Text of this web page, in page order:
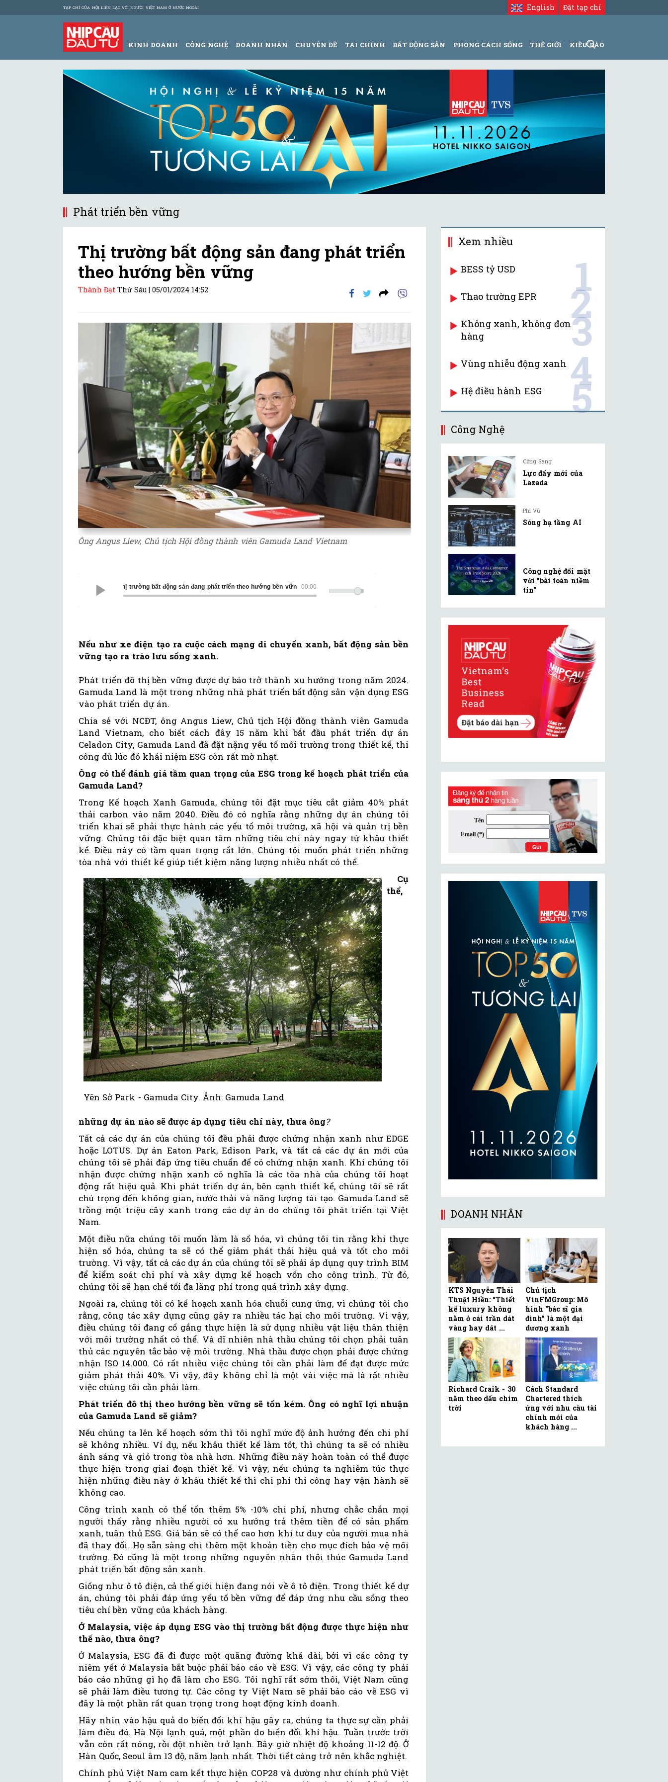
TẠP CHÍ CỦA HỘI LIÊN LẠC VỚI NGƯỜI VIỆT NAM Ở NƯỚC NGOÀI Đặt tạp chí
English
KINH DOANH CÔNG NGHỆ DOANH NHÂN CHUYÊN ĐỀ TÀI CHÍNH BẤT ĐỘNG SẢN PHONG CÁCH SỐNG THẾ GIỚI KIỀU BÀO
Phát triển bền vững
Thị trường bất động sản đang phát triển
theo hướng bền vững
Thành Đạt Thứ Sáu |05/01/2024 14:52
Ông Angus Liew, Chủ tịch Hội đồng thành viên Gamuda Land Vietnam
00:00
Thị trường bất động sản đang phát triển theo hướng bền vững
Nếu như xe điện tạo ra cuộc cách mạng di chuyển xanh, bất động sản bền
vững tạo ra trào lưu sống xanh.
Phát triển đô thị bền vững được dự báo trở thành xu hướng trong năm 2024.
Gamuda Land là một trong những nhà phát triển bất động sản vận dụng ESG
vào phát triển dự án.
Chia sẻ với NCĐT, ông Angus Liew, Chủ tịch Hội đồng thành viên Gamuda
Land Vietnam, cho biết cách đây 15 năm khi bắt đầu phát triển dự án
Celadon City, Gamuda Land đã đặt nặng yếu tố môi trường trong thiết kế, thi
công dù lúc đó khái niệm ESG còn rất mờ nhạt.
Ông có thể đánh giá tầm quan trọng của ESG trong kế hoạch phát triển của
Gamuda Land?
Trong Kế hoạch Xanh Gamuda, chúng tôi đặt mục tiêu cắt giảm 40% phát
thải carbon vào năm 2040. Điều đó có nghĩa rằng những dự án chúng tôi
triển khai sẽ phải thực hành các yếu tố môi trường, xã hội và quản trị bền
vững. Chúng tôi đặc biệt quan tâm những tiêu chí này ngay từ khâu thiết
kế. Điều này có tầm quan trọng rất lớn. Chúng tôi muốn phát triển những
tòa nhà với thiết kế giúp tiết kiệm năng lượng nhiều nhất có thể.
Yên Sở Park - Gamuda City. Ảnh: Gamuda Land
Cụ
thể,
những dự án nào sẽ được áp dụng tiêu chí này, thưa ông?
Tất cả các dự án của chúng tôi đều phải được chứng nhận xanh như EDGE
hoặc LOTUS. Dự án Eaton Park, Edison Park, và tất cả các dự án mới của
chúng tôi sẽ phải đáp ứng tiêu chuẩn để có chứng nhận xanh. Khi chúng tôi
nhận được chứng nhận xanh có nghĩa là các tòa nhà của chúng tôi hoạt
động rất hiệu quả. Khi phát triển dự án, bên cạnh thiết kế, chúng tôi sẽ rất
chú trọng đến không gian, nước thải và năng lượng tái tạo. Gamuda Land sẽ
trồng một triệu cây xanh trong các dự án do chúng tôi phát triển tại Việt
Nam.
Một điều nữa chúng tôi muốn làm là số hóa, vì chúng tôi tin rằng khi thực
hiện số hóa, chúng ta sẽ có thể giảm phát thải hiệu quả và tốt cho môi
trường. Vì vậy, tất cả các dự án của chúng tôi sẽ phải áp dụng quy trình BIM
để kiểm soát chi phí và xây dựng kế hoạch vốn cho công trình. Từ đó,
chúng tôi sẽ hạn chế tối đa lãng phí trong quá trình xây dựng.
Ngoài ra, chúng tôi có kế hoạch xanh hóa chuỗi cung ứng, vì chúng tôi cho
rằng, công tác xây dựng cũng gây ra nhiều tác hại cho môi trường. Vì vậy,
điều chúng tôi đang cố gắng thực hiện là sử dụng nhiều vật liệu thân thiện
với môi trường nhất có thể. Và dĩ nhiên nhà thầu chúng tôi chọn phải tuân
thủ các nguyên tắc bảo vệ môi trường. Nhà thầu được chọn phải được chứng
nhận ISO 14.000. Có rất nhiều việc chúng tôi cần phải làm để đạt được mức
giảm phát thải 40%. Vì vậy, đây không chỉ là một vài việc mà là rất nhiều
việc chúng tôi cần phải làm.
Phát triển đô thị theo hướng bền vững sẽ tốn kém. Ông có nghĩ lợi nhuận
của Gamuda Land sẽ giảm?
Nếu chúng ta lên kế hoạch sớm thì tôi nghĩ mức độ ảnh hưởng đến chi phí
sẽ không nhiều. Ví dụ, nếu khâu thiết kế làm tốt, thì chúng ta sẽ có nhiều
ánh sáng và gió trong tòa nhà hơn. Những điều này hoàn toàn có thể được
thực hiện trong giai đoạn thiết kế. Vì vậy, nếu chúng ta nghiêm túc thực
hiện những điều này ở khâu thiết kế thì chi phí thi công hay vận hành sẽ
không cao.
Công trình xanh có thể tốn thêm 5% -10% chi phí, nhưng chắc chắn mọi
người thấy rằng nhiều người có xu hướng trả thêm tiền để có sản phẩm
xanh, tuân thủ ESG. Giá bán sẽ có thể cao hơn khi tư duy của người mua nhà
đã thay đổi. Họ sẵn sàng chi thêm một khoản tiền cho mục đích bảo vệ môi
trường. Đó cũng là một trong những nguyên nhân thôi thúc Gamuda Land
phát triển bất động sản xanh.
Giống như ô tô điện, cả thế giới hiện đang nói về ô tô điện. Trong thiết kế dự
án, chúng tôi phải đáp ứng yếu tố bền vững để đáp ứng nhu cầu sống theo
tiêu chí bền vững của khách hàng.
Ở Malaysia, việc áp dụng ESG vào thị trường bất động được thực hiện như
thế nào, thưa ông?
Ở Malaysia, ESG đã đi được một quãng đường khá dài, bởi vì các công ty
niêm yết ở Malaysia bắt buộc phải báo cáo về ESG. Vì vậy, các công ty phải
báo cáo những gì họ đã làm cho ESG. Tôi nghĩ rất sớm thôi, Việt Nam cũng
sẽ phải làm điều tương tự. Các công ty Việt Nam sẽ phải báo cáo về ESG vì
đây là một phần rất quan trọng trong hoạt động kinh doanh.
Hãy nhìn vào hậu quả do biến đổi khí hậu gây ra, chúng ta thực sự cần phải
làm điều đó. Hà Nội lạnh quá, một phần do biến đổi khí hậu. Tuần trước trời
vẫn còn rất nóng, rồi đột nhiên trở lạnh. Bây giờ nhiệt độ khoảng 11-12 độ. Ở
Hàn Quốc, Seoul âm 13 độ, năm lạnh nhất. Thời tiết càng trở nên khắc nghiệt.
Chính phủ Việt Nam cam kết thực hiện COP28 và dường như chính phủ Việt
Xem nhiều
BESS tỷ USD 1
Thao trường EPR 2
Không xanh, không đơn
hàng
3
Vùng nhiễu động xanh 4
Hệ điều hành ESG 5
Công Nghệ
Công Sang
Lực đẩy mới của
Lazada
Phi Vũ
Sóng hạ tầng AI
Công nghệ đối mặt
với "bài toán niềm
tin"
DOANH NHÂN
KTS Nguyễn Thái
Thuật Hiền: “Thiết
kế luxury không
nằm ở cái trần dát
vàng hay dát ...
Chủ tịch
VinFMGroup: Mô
hình "bác sĩ gia
đình" là một đại
dương xanh
Richard Craik - 30
năm theo dấu chim
trời
Cách Standard
Chartered thích
ứng với nhu cầu tài
chính mới của
khách hàng ...